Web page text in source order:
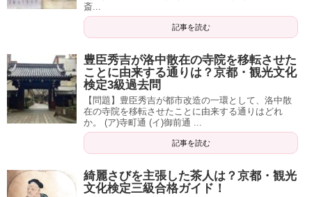
斎...
記事を読む
豊臣秀吉が洛中散在の寺院を移転させた
ことに由来する通りは？京都・観光文化
検定3級過去問
【問題】豊臣秀吉が都市改造の一環として、洛中散
在の寺院を移転させたことに由来する通りはどれ
か。 (ア)寺町通 (イ)御前通 ...
記事を読む
綺麗さびを主張した茶人は？京都・観光
文化検定三級合格ガイド！